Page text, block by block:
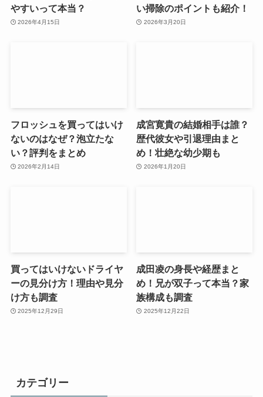
やすいって本当？
2026年4月15日
い掃除のポイントも紹介！
2026年3月20日
フロッシュを買ってはいけ
ないのはなぜ？泡立たな
い？評判をまとめ
2026年2月14日
成宮寛貴の結婚相手は誰？
歴代彼女や引退理由まと
め！壮絶な幼少期も
2026年1月20日
買ってはいけないドライヤ
ーの見分け方！理由や見分
け方も調査
2025年12月29日
成田凌の身長や経歴まと
め！兄が双子って本当？家
族構成も調査
2025年12月22日
カテゴリー